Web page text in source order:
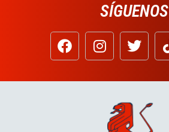
SÍGUENOS